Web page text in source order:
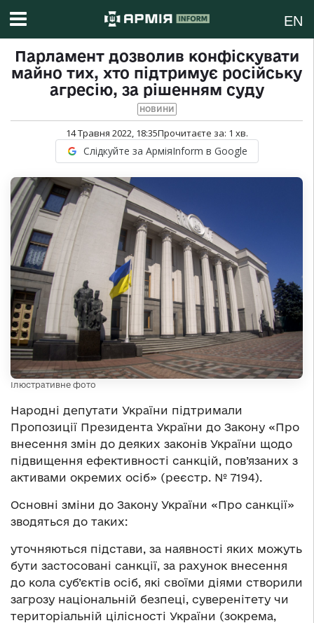
EN
Парламент дозволив конфіскувати
майно тих, хто підтримує російську
агресію, за рішенням суду
НОВИНИ
14 Травня 2022, 18:35Прочитаєте за: 1 хв.
Слідкуйте за АрміяInform в Google
Ілюстративне фото
Народні депутати України підтримали
Пропозиції Президента України до Закону «Про
внесення змін до деяких законів України щодо
підвищення ефективності санкцій, пов’язаних з
активами окремих осіб» (реєстр. № 7194).
Основні зміни до Закону України «Про санкції»
зводяться до таких:
уточняються підстави, за наявності яких можуть
бути застосовані санкції, за рахунок внесення
до кола суб’єктів осіб, які своїми діями створили
загрозу національній безпеці, суверенітету чи
територіальній цілісності України (зокрема,